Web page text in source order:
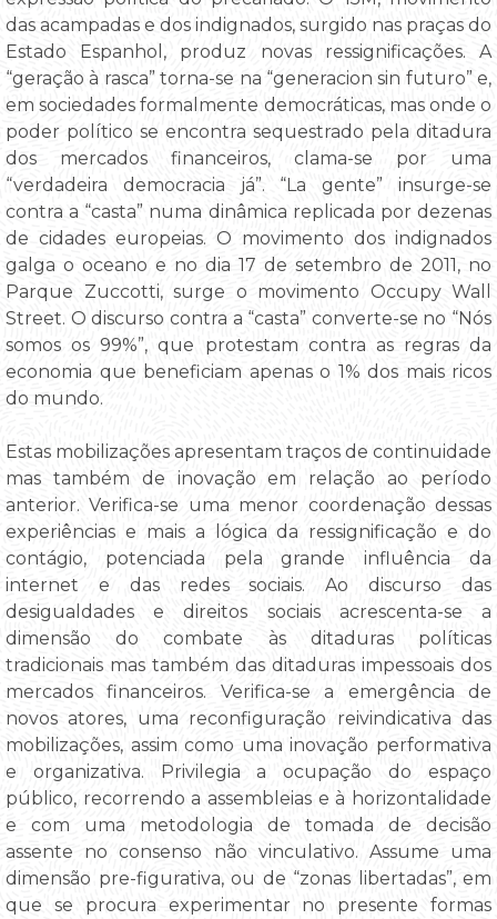
das acampadas e dos indignados, surgido nas praças do
Estado Espanhol, produz novas ressignificações. A
“geração à rasca” torna-se na “generacion sin futuro” e,
em sociedades formalmente democráticas, mas onde o
poder político se encontra sequestrado pela ditadura
dos mercados financeiros, clama-se por uma
“verdadeira democracia já”. “La gente” insurge-se
contra a “casta” numa dinâmica replicada por dezenas
de cidades europeias. O movimento dos indignados
galga o oceano e no dia 17 de setembro de 2011, no
Parque Zuccotti, surge o movimento Occupy Wall
Street. O discurso contra a “casta” converte-se no “Nós
somos os 99%”, que protestam contra as regras da
economia que beneficiam apenas o 1% dos mais ricos
do mundo.
Estas mobilizações apresentam traços de continuidade
mas também de inovação em relação ao período
anterior. Verifica-se uma menor coordenação dessas
experiências e mais a lógica da ressignificação e do
contágio, potenciada pela grande influência da
internet e das redes sociais. Ao discurso das
desigualdades e direitos sociais acrescenta-se a
dimensão do combate às ditaduras políticas
tradicionais mas também das ditaduras impessoais dos
mercados financeiros. Verifica-se a emergência de
novos atores, uma reconfiguração reivindicativa das
mobilizações, assim como uma inovação performativa
e organizativa. Privilegia a ocupação do espaço
público, recorrendo a assembleias e à horizontalidade
e com uma metodologia de tomada de decisão
assente no consenso não vinculativo. Assume uma
dimensão pre-figurativa, ou de “zonas libertadas”, em
que se procura experimentar no presente formas